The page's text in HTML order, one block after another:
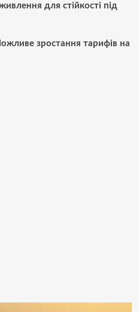
для стійкості під
зростання тарифів на